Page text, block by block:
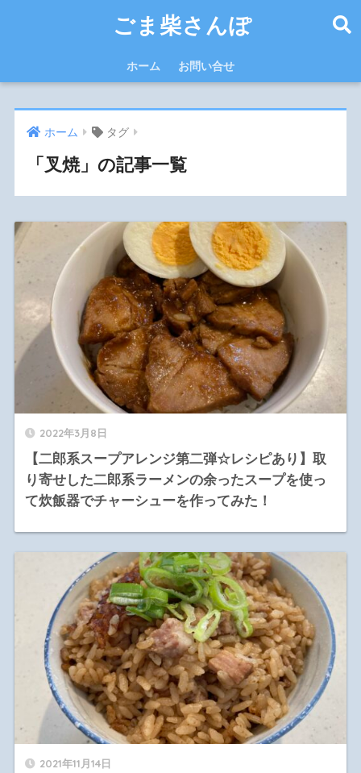
ごま柴さんぽ
ホーム お問い合せ
ホーム タグ
「叉焼」の記事一覧
2022年3月8日
【二郎系スープアレンジ第二弾☆レシピあり】取
り寄せした二郎系ラーメンの余ったスープを使っ
て炊飯器でチャーシューを作ってみた！
2021年11月14日